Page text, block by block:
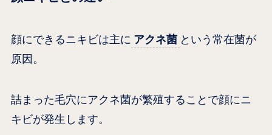
顔にできるニキビは主に アクネ菌 という常在菌が
原因。
詰まった毛穴にアクネ菌が繁殖することで顔にニ
キビが発生します。